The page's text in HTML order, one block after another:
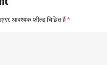
आवश्यक फ़ील्ड चिह्नित हैं*